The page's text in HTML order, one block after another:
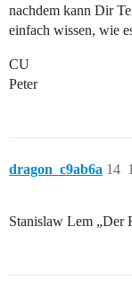
nachdem kann Dir
einfach wissen, wie
CU
Peter
dragon_c9ab6a 14
Stanislaw Lem „Der